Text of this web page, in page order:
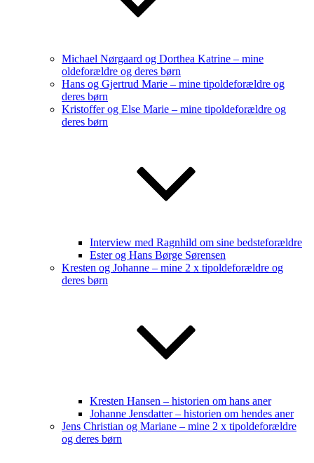
Michael Nørgaard og Dorthea Katrine – mine
oldeforældre og deres børn
Hans og Gjertrud Marie – mine tipoldeforældre og
deres børn
Kristoffer og Else Marie – mine tipoldeforældre og
deres børn
Interview med Ragnhild om sine bedsteforældre
Ester og Hans Børge Sørensen
Kresten og Johanne – mine 2 x tipoldeforældre og
deres børn
Kresten Hansen – historien om hans aner
Johanne Jensdatter – historien om hendes aner
Jens Christian og Mariane – mine 2 x tipoldeforældre
og deres børn